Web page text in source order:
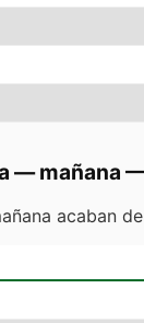
— mañana
acaban